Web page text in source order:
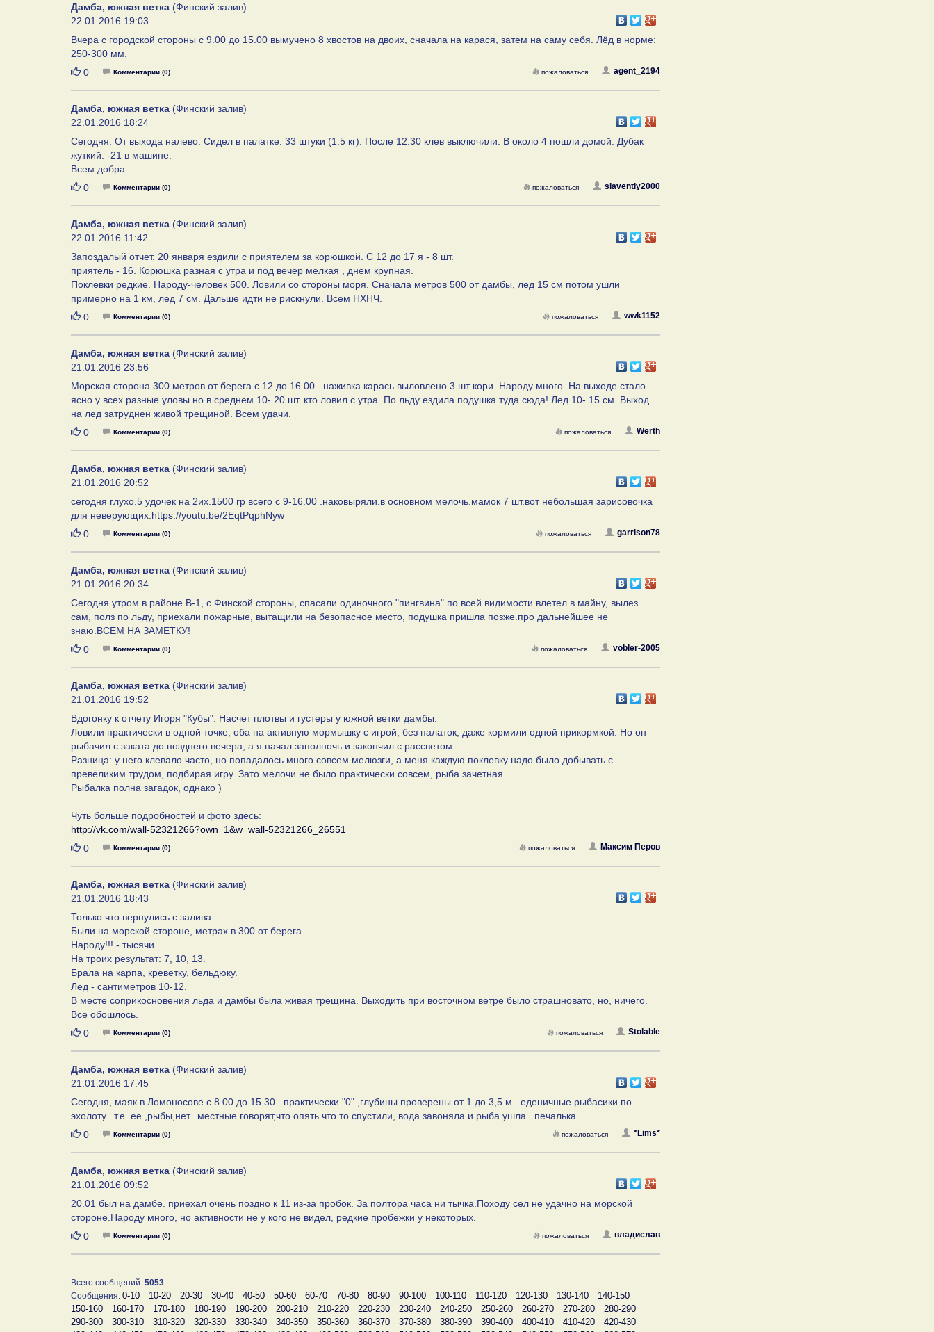
Дамба, южная ветка (Финский залив)
22.01.2016 19:03
Вчера с городской стороны с 9.00 до 15.00 вымучено 8 хвостов на двоих, сначала на карася, затем на саму себя. Лёд в норме:
250-300 мм.
Нравится
0 Комментарии (0) agent_2194
пожаловаться
Дамба, южная ветка (Финский залив)
22.01.2016 18:24
Сегодня. От выхода налево. Сидел в палатке. 33 штуки (1.5 кг). После 12.30 клев выключили. В около 4 пошли домой. Дубак
жуткий. -21 в машине.
Всем добра.
Нравится
0 Комментарии (0) slaventiy2000
пожаловаться
Дамба, южная ветка (Финский залив)
22.01.2016 11:42
Запоздалый отчет. 20 января ездили с приятелем за корюшкой. С 12 до 17 я - 8 шт.
приятель - 16. Корюшка разная с утра и под вечер мелкая , днем крупная.
Поклевки редкие. Народу-человек 500. Ловили со стороны моря. Сначала метров 500 от дамбы, лед 15 см потом ушли
примерно на 1 км, лед 7 см. Дальше идти не рискнули. Всем НХНЧ.
Нравится
0 Комментарии (0) wwk1152
пожаловаться
Дамба, южная ветка (Финский залив)
21.01.2016 23:56
Морская сторона 300 метров от берега с 12 до 16.00 . наживка карась выловлено 3 шт кори. Народу много. На выходе стало
ясно у всех разные уловы но в среднем 10- 20 шт. кто ловил с утра. По льду ездила подушка туда сюда! Лед 10- 15 см. Выход
на лед затруднен живой трещиной. Всем удачи.
Нравится
0 Комментарии (0) Werth
пожаловаться
Дамба, южная ветка (Финский залив)
21.01.2016 20:52
сегодня глухо.5 удочек на 2их.1500 гр всего с 9-16.00 .наковыряли.в основном мелочь.мамок 7 шт.вот небольшая зарисовочка
для неверующих:https://youtu.be/2EqtPqphNyw
Нравится
0 Комментарии (0) garrison78
пожаловаться
Дамба, южная ветка (Финский залив)
21.01.2016 20:34
Сегодня утром в районе В-1, с Финской стороны, спасали одиночного "пингвина".по всей видимости влетел в майну, вылез
сам, полз по льду, приехали пожарные, вытащили на безопасное место, подушка пришла позже.про дальнейшее не
знаю.ВСЕМ НА ЗАМЕТКУ!
Нравится
0 Комментарии (0) vobler-2005
пожаловаться
Дамба, южная ветка (Финский залив)
21.01.2016 19:52
Вдогонку к отчету Игоря "Кубы". Насчет плотвы и густеры у южной ветки дамбы.
Ловили практически в одной точке, оба на активную мормышку с игрой, без палаток, даже кормили одной прикормкой. Но он
рыбачил с заката до позднего вечера, а я начал заполночь и закончил с рассветом.
Разница: у него клевало часто, но попадалось много совсем мелюзги, а меня каждую поклевку надо было добывать с
превеликим трудом, подбирая игру. Зато мелочи не было практически совсем, рыба зачетная.
Рыбалка полна загадок, однако )
Чуть больше подробностей и фото здесь:
http://vk.com/wall-52321266?own=1&w=wall-52321266_26551
Нравится
0 Комментарии (0) Максим Перов
пожаловаться
Дамба, южная ветка (Финский залив)
21.01.2016 18:43
Только что вернулись с залива.
Были на морской стороне, метрах в 300 от берега.
Народу!!! - тысячи
На троих результат: 7, 10, 13.
Брала на карпа, креветку, бельдюку.
Лед - сантиметров 10-12.
В месте соприкосновения льда и дамбы была живая трещина. Выходить при восточном ветре было страшновато, но, ничего.
Все обошлось.
Нравится
0 Комментарии (0) Stolable
пожаловаться
Дамба, южная ветка (Финский залив)
21.01.2016 17:45
Сегодня, маяк в Ломоносове.с 8.00 до 15.30...практически "0" ,глубины проверены от 1 до 3,5 м...еденичные рыбасики по
эхолоту...т.е. ее ,рыбы,нет...местные говорят,что опять что то спустили, вода завоняла и рыба ушла...печалька...
Нравится
0 Комментарии (0) *Lims*
пожаловаться
Дамба, южная ветка (Финский залив)
21.01.2016 09:52
20.01 был на дамбе. приехал очень поздно к 11 из-за пробок. За полтора часа ни тычка.Походу сел не удачно на морской
стороне.Народу много, но активности не у кого не видел, редкие пробежки у некоторых.
Нравится
0 Комментарии (0) владислав
пожаловаться
Всего сообщений: 5053
Сообщения: 0-10 10-20 20-30 30-40 40-50 50-60 60-70 70-80 80-90 90-100 100-110 110-120 120-130 130-140
140-150
150-160
160-170 170-180 180-190 190-200 200-210 210-220 220-230 230-240 240-250 250-260 260-270 270-280
280-290
290-300
300-310 310-320 320-330 330-340 340-350 350-360 360-370 370-380 380-390 390-400 400-410 410-420
420-430